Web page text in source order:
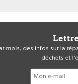
mois, des infos sur la
déchets et